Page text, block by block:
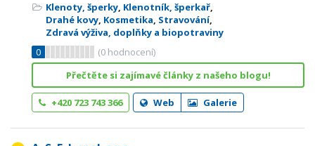
Klenoty, šperky, Klenotník, šperkař,
Drahé kovy, Kosmetika, Stravování,
Zdravá výživa, doplňky a biopotraviny
0
(0 hodnocení)
Přečtěte si zajímavé články z našeho blogu!
+420 723 743 366 Web Galerie